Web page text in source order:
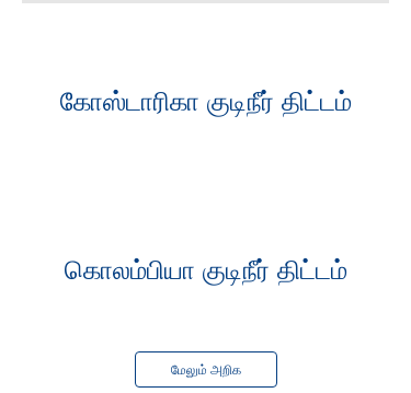
கோஸ்டாரிகா குடிநீர் திட்டம்
கொலம்பியா குடிநீர் திட்டம்
மேலும் அறிக